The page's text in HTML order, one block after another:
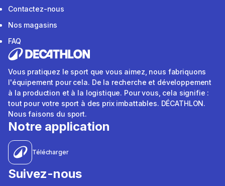
Contactez-nous
Nos magasins
FAQ
Vous pratiquez le sport que vous aimez, nous fabriquons
l'équipement pour cela. De la recherche et développement
à la production et à la logistique. Pour vous, cela signifie :
tout pour votre sport à des prix imbattables. DÉCATHLON.
Nous faisons du sport.
Notre application
Télécharger
Suivez-nous